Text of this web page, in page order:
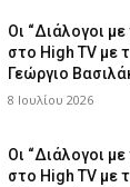
Οι “Διάλογοι
στο High TV με
Γεώργιο
8 Ιουλίου 2026
Οι “Διάλογοι
στο High TV με